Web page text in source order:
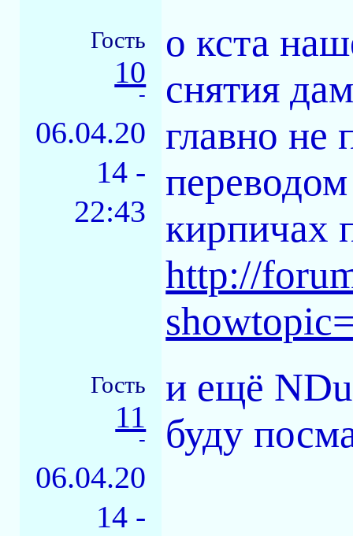
Гость
10
-
06.04.20
14 -
22:43
о кста
снятия
главно не
кирпичах
http://
Гость
11
-
06.04.20
14 -
и ещё
буду